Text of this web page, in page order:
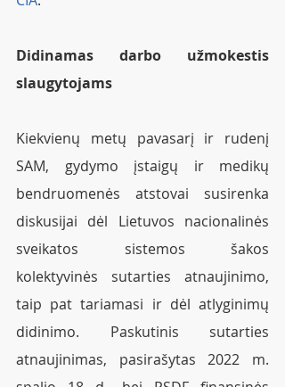
Didinamas darbo užmokestis
slaugytojams
Kiekvienų metų pavasarį ir rudenį
SAM, gydymo įstaigų ir medikų
bendruomenės atstovai susirenka
diskusijai dėl Lietuvos nacionalinės
sveikatos sistemos šakos
kolektyvinės sutarties atnaujinimo,
taip pat tariamasi ir dėl atlyginimų
didinimo. Paskutinis sutarties
atnaujinimas, pasirašytas 2022 m.